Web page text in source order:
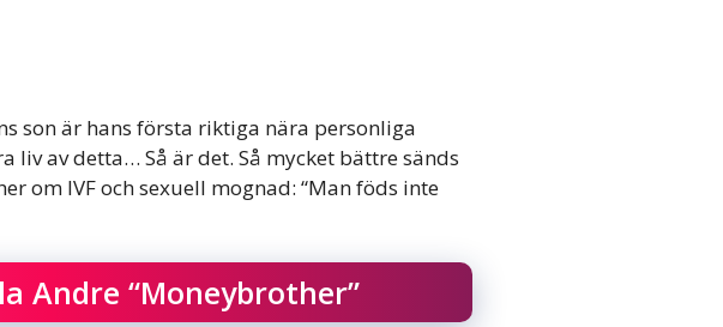
son är hans första riktiga nära personliga
liv av detta… Så är det. Så mycket bättre sänds
om IVF och sexuell mognad: “Man föds inte
Andre “Moneybrother”